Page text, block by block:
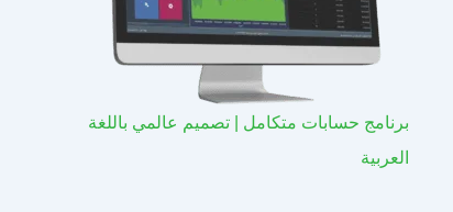
برنامج حسابات متكامل | تصميم عالمي باللغة
العربية